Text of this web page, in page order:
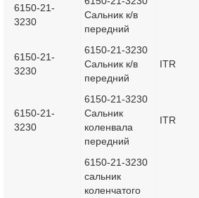
6150-21-
3230
Сальник к/в
передний
6150-21-
3230
6150-21-3230
Сальник к/в
передний
ITR
6150-21-
3230
6150-21-3230
Сальник
коленвала
передний
ITR
6150-21-3230
сальник
коленчатого